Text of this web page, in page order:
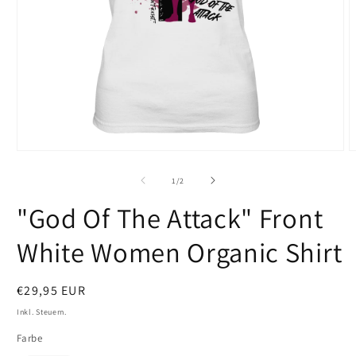
1 /von
2
"God Of The Attack" Front
White Women Organic Shirt
Normaler
Preis
€29,95 EUR
Inkl. Steuern.
Farbe